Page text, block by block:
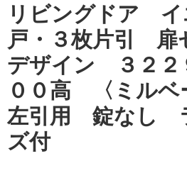
リビングドア
戸・３枚片引
デザイン ３２
００高 〈ミル
左引用 錠なし
ズ付